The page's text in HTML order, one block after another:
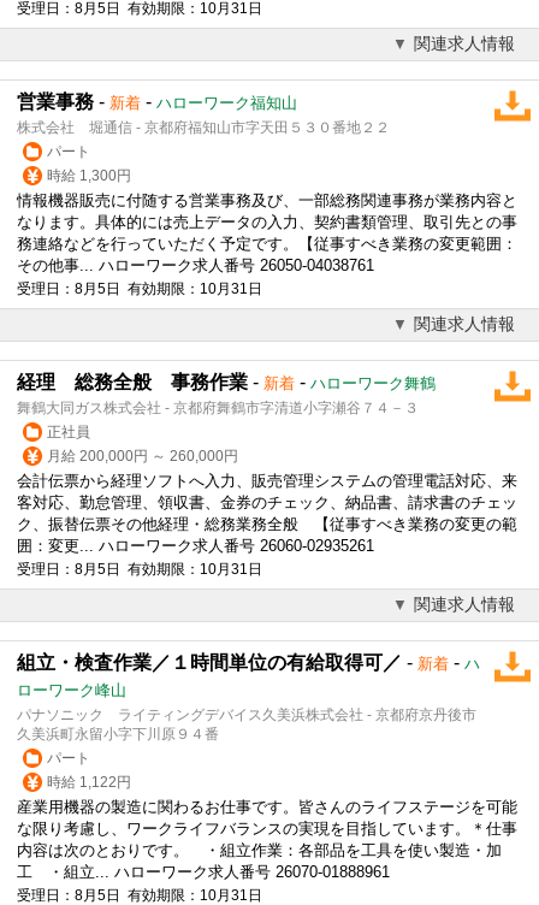
受理日：8月5日 有効期限：10月31日
関連求人情報
営業事務 - 新着 - ハローワーク福知山
株式会社 堀通信 - 京都府福知山市字天田５３０番地２２
パート
時給 1,300円
情報機器販売に付随する営業事務及び、一部総務関連事務が業務内容と
なります。具体的には売上データの入力、契約書類管理、取引先との事
務連絡などを行っていただく予定です。【従事すべき業務の変更範囲：
その他事... ハローワーク求人番号 26050-04038761
受理日：8月5日 有効期限：10月31日
関連求人情報
経理 総務全般 事務作業 - 新着 - ハローワーク舞鶴
舞鶴大同ガス株式会社 - 京都府舞鶴市字清道小字瀬谷７４－３
正社員
月給 200,000円 ～ 260,000円
会計伝票から経理ソフトへ入力、販売管理システムの管理電話対応、来
客対応、勤怠管理、領収書、金券のチェック、納品書、請求書のチェッ
ク、振替伝票その他経理・総務業務全般 【従事すべき業務の変更の範
囲：変更... ハローワーク求人番号 26060-02935261
受理日：8月5日 有効期限：10月31日
関連求人情報
組立・検査作業／１時間単位の有給取得可／ - 新着 - ハ
ローワーク峰山
パナソニック ライティングデバイス久美浜株式会社 - 京都府京丹後市
久美浜町永留小字下川原９４番
パート
時給 1,122円
産業用機器の製造に関わるお仕事です。皆さんのライフステージを可能
な限り考慮し、ワークライフバランスの実現を目指しています。＊仕事
内容は次のとおりです。 ・組立作業：各部品を工具を使い製造・加
工 ・組立... ハローワーク求人番号 26070-01888961
受理日：8月5日 有効期限：10月31日